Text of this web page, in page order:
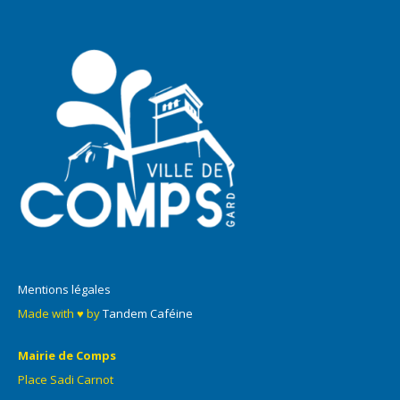
Mentions légales
Made with ♥ byTandem Caféine
Mairie de Comps
Place Sadi Carnot